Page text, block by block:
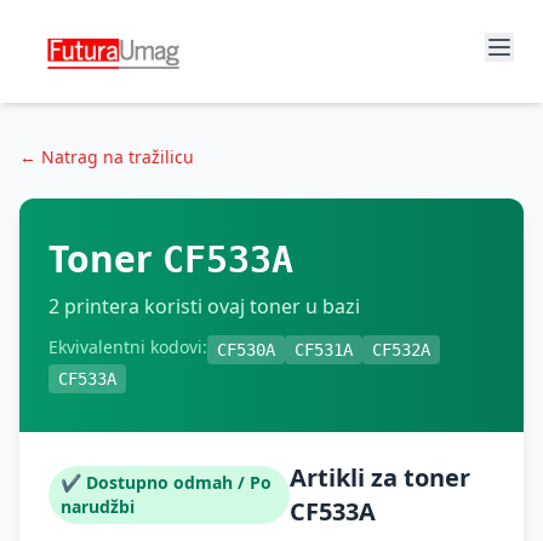
← Natrag na tražilicu
Toner CF533A
2 printera koristi ovaj toner u bazi
Ekvivalentni kodovi: CF530A CF531A
CF532A
CF533A
✔ Dostupno odmah / Po
narudžbi
Artikli za toner
CF533A